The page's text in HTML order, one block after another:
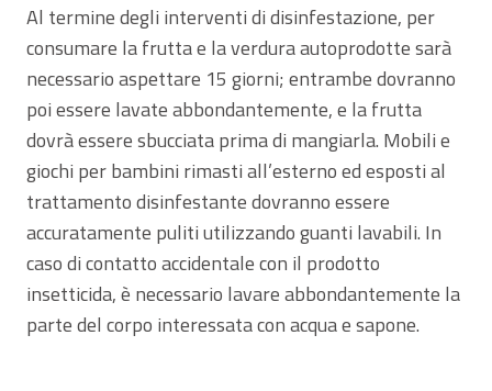
Al termine degli interventi di disinfestazione, per
consumare la frutta e la verdura autoprodotte sarà
necessario aspettare 15 giorni; entrambe dovranno
poi essere lavate abbondantemente, e la frutta
dovrà essere sbucciata prima di mangiarla. Mobili e
giochi per bambini rimasti all’esterno ed esposti al
trattamento disinfestante dovranno essere
accuratamente puliti utilizzando guanti lavabili. In
caso di contatto accidentale con il prodotto
insetticida, è necessario lavare abbondantemente la
parte del corpo interessata con acqua e sapone.